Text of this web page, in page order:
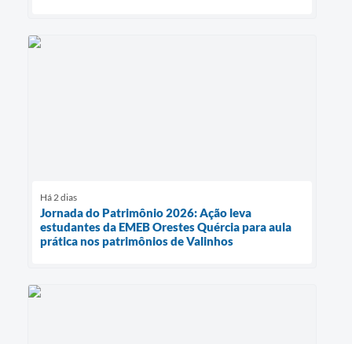
Há 2 dias
Jornada do Patrimônio 2026: Ação leva
estudantes da EMEB Orestes Quércia para aula
prática nos patrimônios de Valinhos